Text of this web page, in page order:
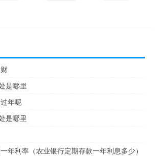
是哪里
年呢
是哪里
年利率（农业银行定期存款一年利息多少）